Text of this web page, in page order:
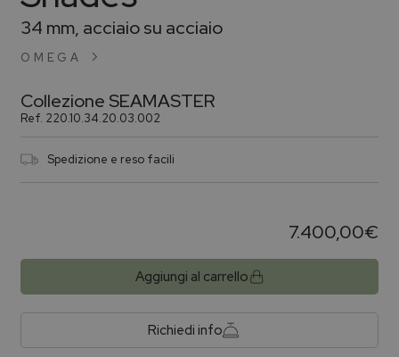
OMEGA
34 mm, acciaio su acciaio
CollezioneSEAMASTER
Ref. 220.10.34.20.03.002
Spedizione e reso facili
7.400,00€
Aggiungi al carrello
Richiedi info